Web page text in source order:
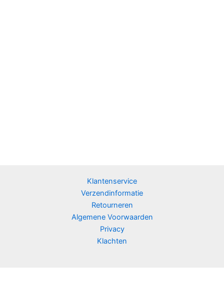
Klantenservice
Verzendinformatie
Retourneren
Algemene Voorwaarden
Privacy
Klachten